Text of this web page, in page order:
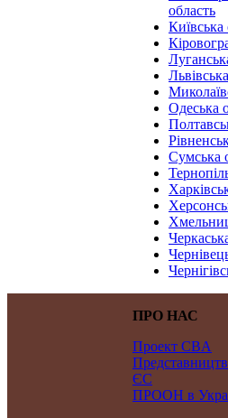
область
Київська
Одеська
Сумська
ПРО НАС
Проект CBA
ЄС
ПРООН в